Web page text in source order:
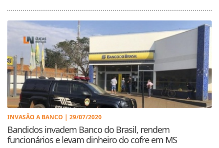
INVASÃO A BANCO | 29/07/2020
Bandidos invadem Banco do Brasil, rendem
funcionários e levam dinheiro do cofre em MS